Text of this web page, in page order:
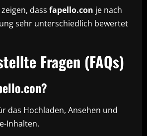
dass fapello.con je nach
sehr unterschiedlich bewertet
Fragen (FAQs)
das Hochladen, Ansehen und
Inhalten.